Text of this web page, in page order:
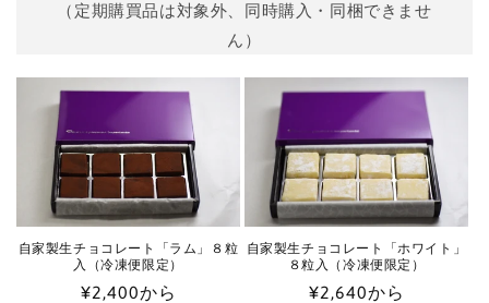
ン
（定期購買品は対象外、同時購入・同梱できませ
ん）
自家製生チョコレート「ラム」８粒
入（冷凍便限定）
通
¥2,400から
自家製生チョコレート「ホワイト」
８粒入（冷凍便限定）
通
¥2,640から